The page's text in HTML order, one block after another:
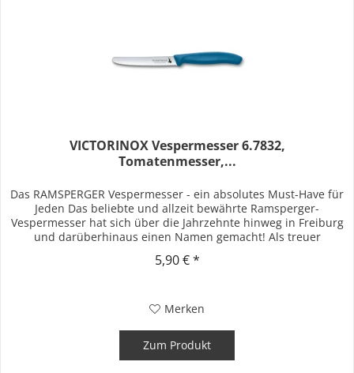
VICTORINOX Vespermesser 6.7832,
Tomatenmesser,...
Das RAMSPERGER Vespermesser - ein absolutes Must-Have für
Jeden Das beliebte und allzeit bewährte Ramsperger-
Vespermesser hat sich über die Jahrzehnte hinweg in Freiburg
und darüberhinaus einen Namen gemacht! Als treuer
5,90 € *
Merken
Zum Produkt